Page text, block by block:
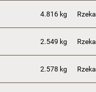
4.816 kg
2.549 kg
2.578 kg